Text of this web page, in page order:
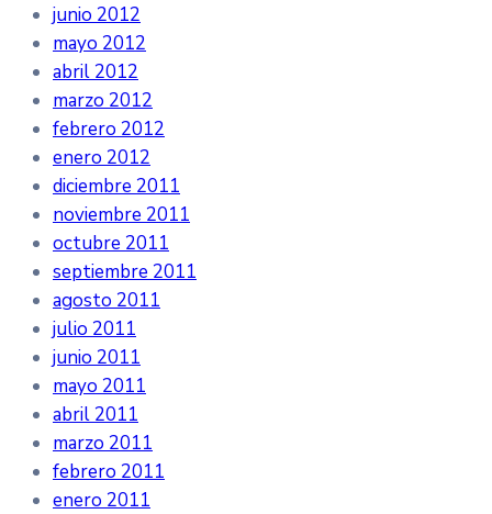
junio 2012
mayo 2012
abril 2012
marzo 2012
febrero 2012
enero 2012
diciembre 2011
noviembre 2011
octubre 2011
septiembre 2011
agosto 2011
julio 2011
junio 2011
mayo 2011
abril 2011
marzo 2011
febrero 2011
enero 2011